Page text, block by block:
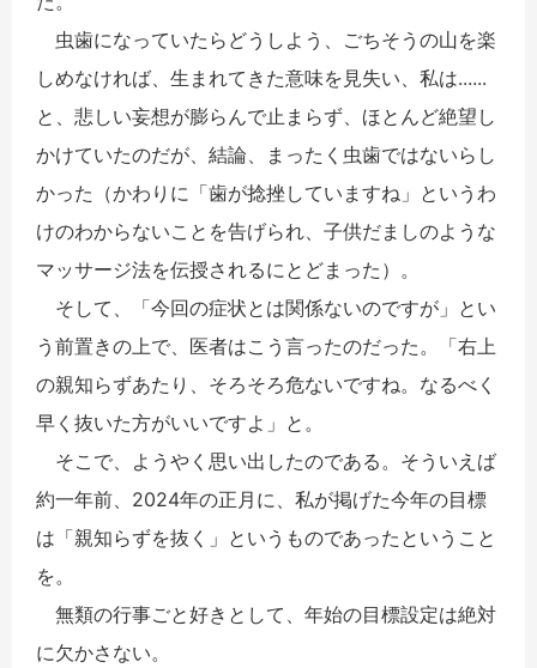
虫歯になっていたらどうしよう、ごちそうの山を楽
しめなければ、生まれてきた意味を見失い、私は......
と、悲しい妄想が膨らんで止まらず、ほとんど絶望し
かけていたのだが、結論、まったく虫歯ではないらし
かった（かわりに「歯が捻挫していますね」というわ
けのわからないことを告げられ、子供だましのような
マッサージ法を伝授されるにとどまった）。
そして、「今回の症状とは関係ないのですが」とい
う前置きの上で、医者はこう言ったのだった。「右上
の親知らずあたり、そろそろ危ないですね。なるべく
早く抜いた方がいいですよ」と。
そこで、ようやく思い出したのである。そういえば
約一年前、2024年の正月に、私が掲げた今年の目標
は「親知らずを抜く」というものであったということ
を。
無類の行事ごと好きとして、年始の目標設定は絶対
に欠かさない。